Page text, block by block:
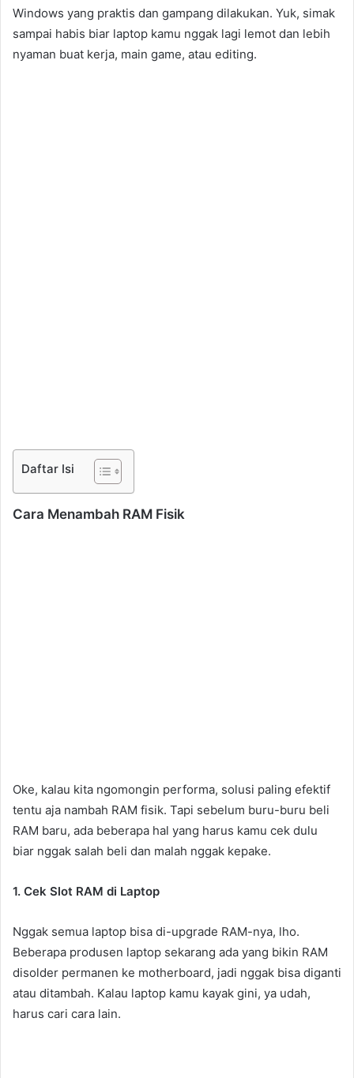
Windows yang praktis dan gampang dilakukan. Yuk, simak
sampai habis biar laptop kamu nggak lagi lemot dan lebih
nyaman buat kerja, main game, atau editing.
Daftar Isi
Cara Menambah RAM Fisik
Oke, kalau kita ngomongin performa, solusi paling efektif
tentu aja nambah RAM fisik. Tapi sebelum buru-buru beli
RAM baru, ada beberapa hal yang harus kamu cek dulu
biar nggak salah beli dan malah nggak kepake.
1. Cek Slot RAM di Laptop
Nggak semua laptop bisa di-upgrade RAM-nya, lho.
Beberapa produsen laptop sekarang ada yang bikin RAM
disolder permanen ke motherboard, jadi nggak bisa diganti
atau ditambah. Kalau laptop kamu kayak gini, ya udah,
harus cari cara lain.